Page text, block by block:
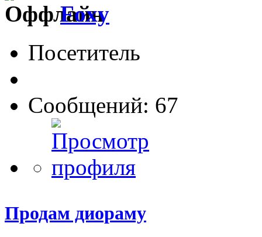
Foxy
Посетитель
Сообщений: 67
Продам диораму